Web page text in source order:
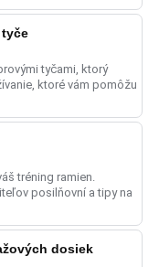
tyčami, ktorý
ktoré vám pomôžu
tréning ramien.
posilňovní a tipy na
dosiek